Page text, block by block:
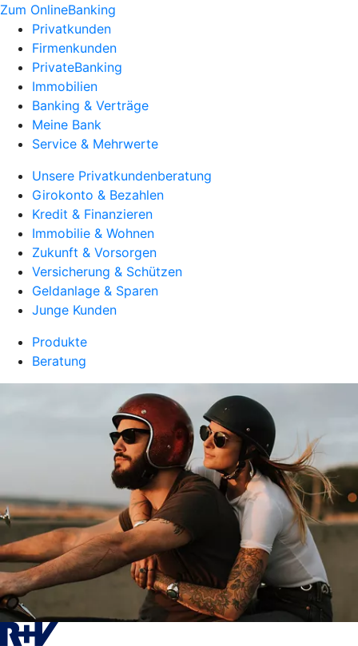
Zum OnlineBanking
Privatkunden
Firmenkunden
PrivateBanking
Immobilien
Banking & Verträge
Meine Bank
Service & Mehrwerte
Unsere Privatkundenberatung
Girokonto & Bezahlen
Kredit & Finanzieren
Immobilie & Wohnen
Zukunft & Vorsorgen
Versicherung & Schützen
Geldanlage & Sparen
Junge Kunden
Produkte
Beratung